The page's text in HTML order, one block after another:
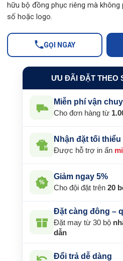
hữu bộ đồng phục riêng mà không
số hoặc logo.
GỌI NGAY
ƯU ĐÃI ĐẶT THEO
Miễn phí vận
Cho đơn hàng từ
Nhận đặt tối
Được hỗ trợ in ấn
%
Giảm ngay 5%
Cho đội đặt trên 20
Đặt càng đông –
Đặt may từ 30 bộ
dẫn
Đổi trả dễ dàng